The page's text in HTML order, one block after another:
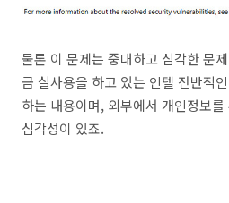
물론 이 문제는 중대하고 심각한 문
금 실사용을 하고 있는 인텔 전반적
하는 내용이며, 외부에서 개인정보
심각성이 있죠.